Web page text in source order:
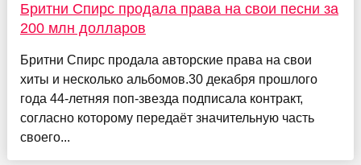
Бритни Спирс продала права на свои песни за
200 млн долларов
Бритни Спирс продала авторские права на свои
хиты и несколько альбомов.30 декабря прошлого
года 44-летняя поп-звезда подписала контракт,
согласно которому передаёт значительную часть
своего...